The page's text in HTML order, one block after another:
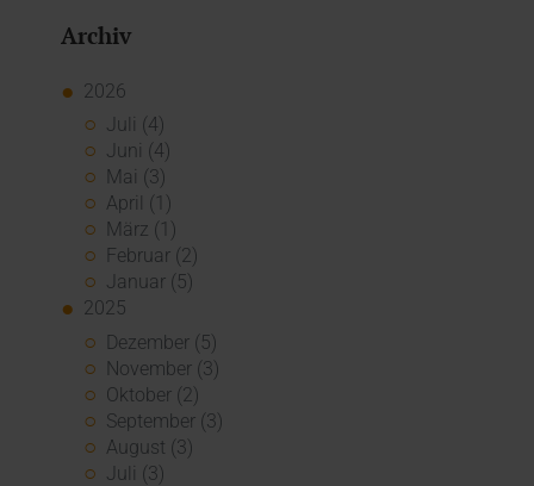
Archiv
2026
Juli (4)
Juni (4)
Mai (3)
April (1)
März (1)
Februar (2)
Januar (5)
2025
Dezember (5)
November (3)
Oktober (2)
September (3)
August (3)
Juli (3)